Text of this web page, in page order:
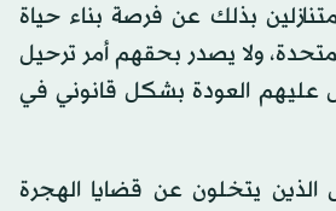
بذلك عن فرصة بناء حياة
ولا يصدر بحقهم أمر ترحيل
عليهم العودة بشكل قانوني في
يتخلون عن قضايا الهجرة